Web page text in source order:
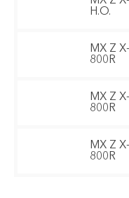
H.O.
MX Z
800R
MX Z
800R
MX Z
800R